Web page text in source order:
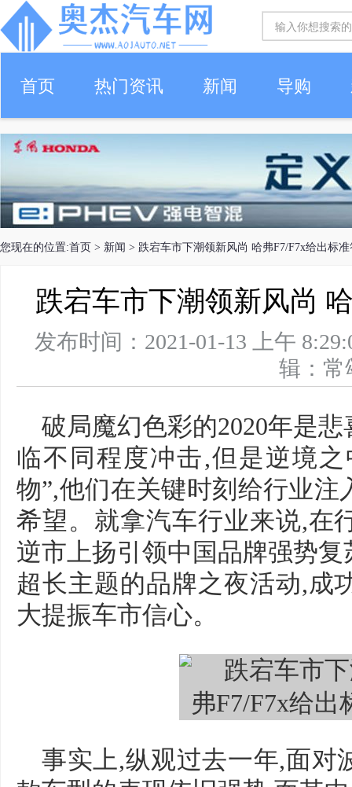
首页 热门资讯 新闻 导购
您现在的位置:首页 > 新闻 > 跌宕车市下潮领新风尚 哈弗F7/F7x给出标准
跌宕车市下潮领新风尚
发布时间：2021-01-13 上午
辑：
破局魔幻色彩的2020年是
临不同程度冲击,但是逆境
物”,他们在关键时刻给行业
希望。就拿汽车行业来说,在
逆市上扬引领中国品牌强势
超长主题的品牌之夜活动,成
大提振车市信心。
事实上,纵观过去一年,面对